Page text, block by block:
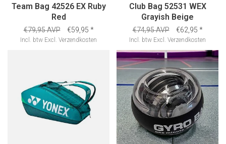
Team Bag 42526 EX Ruby
Red
€79,95 AVP €59,95 *
Incl. btw Excl. Verzendkosten
Club Bag 52531 WEX
Grayish Beige
€74,95 AVP €62,95 *
Incl. btw Excl. Verzendkosten